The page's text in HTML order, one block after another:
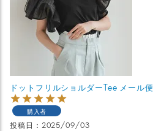
ドットフリルショルダーTee メール便
購入者
投稿日 2025/09/03